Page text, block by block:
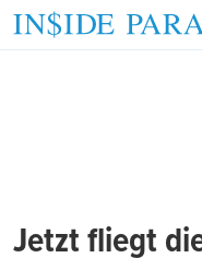
Jetzt fliegt